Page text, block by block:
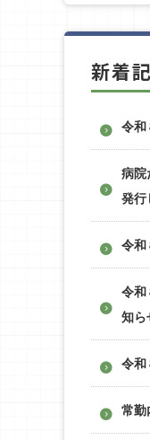
新着
令
病院
発行
令
令和
知ら
令
常勤